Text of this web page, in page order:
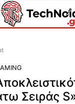
Σειράς